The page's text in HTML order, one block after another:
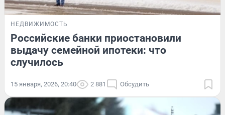
НЕДВИЖИМОСТЬ
Российские банки приостановили
выдачу семейной ипотеки: что
случилось
15 января, 2026, 20:40 2 881 Обсудить